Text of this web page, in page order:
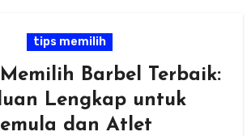
tips memilih
Barbel Terbaik:
Lengkap untuk
dan Atlet